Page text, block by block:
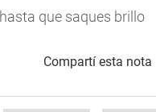
que saques brillo